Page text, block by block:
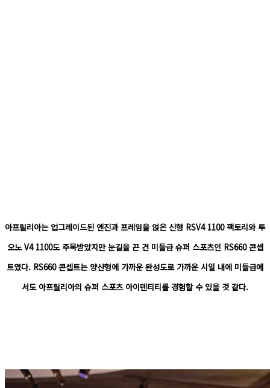
아프릴리아는 업그레이드된 엔진과 프레임을 얹은 신형 RSV4 1100 팩토리와 투
오노 V4 1100도 주목받았지만 눈길을 끈 건 미들급 슈퍼 스포츠인 RS660 콘셉
트였다. RS660 콘셉트는 양산형에 가까운 완성도로 가까운 시일 내에 미들급에
서도 아프릴리아의 슈퍼 스포츠 아이덴티티를 경험할 수 있을 것 같다.